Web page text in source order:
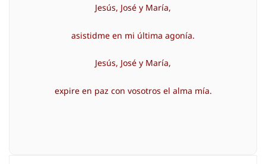
Jesús, José y María,
asistidme en mi última agonía.
Jesús, José y María,
expire en paz con vosotros el alma mía.